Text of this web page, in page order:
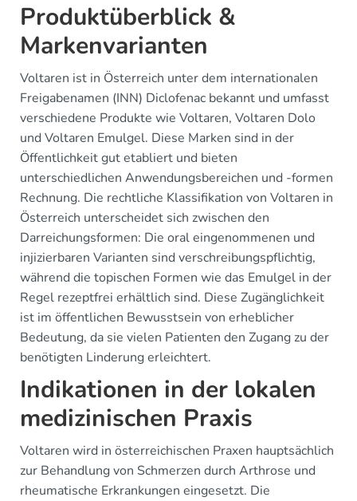
Produktüberblick &
Markenvarianten
Voltaren ist in Österreich unter dem internationalen
Freigabenamen (INN) Diclofenac bekannt und umfasst
verschiedene Produkte wie Voltaren, Voltaren Dolo
und Voltaren Emulgel. Diese Marken sind in der
Öffentlichkeit gut etabliert und bieten
unterschiedlichen Anwendungsbereichen und -formen
Rechnung. Die rechtliche Klassifikation von Voltaren in
Österreich unterscheidet sich zwischen den
Darreichungsformen: Die oral eingenommenen und
injizierbaren Varianten sind verschreibungspflichtig,
während die topischen Formen wie das Emulgel in der
Regel rezeptfrei erhältlich sind. Diese Zugänglichkeit
ist im öffentlichen Bewusstsein von erheblicher
Bedeutung, da sie vielen Patienten den Zugang zu der
benötigten Linderung erleichtert.
Indikationen in der lokalen
medizinischen Praxis
Voltaren wird in österreichischen Praxen hauptsächlich
zur Behandlung von Schmerzen durch Arthrose und
rheumatische Erkrankungen eingesetzt. Die